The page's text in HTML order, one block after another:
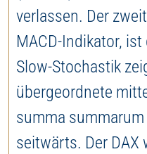
verlassen. Der
MACD-Indikator,
Slow-Stochastik
übergeordnete
summa
seitwärts. Der DAX